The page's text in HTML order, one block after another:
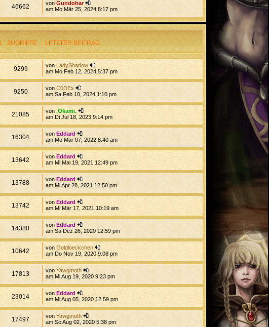
46662 vonGundohar
am Mo Mär 25, 2024 8:17 pm
ZUGRIFFE LETZTER BEITRAG
9299 von LadyShadow
am Mo Feb 12, 2024 5:37 pm
9250 vonC0DEx
am Sa Feb 10, 2024 1:10 pm
21085 von.Okami.
am Di Jul 18, 2023 9:14 pm
16304 vonEddard
am Mo Mär 07, 2022 8:40 am
13642 vonEddard
am Mi Mai 19, 2021 12:49 pm
13788 vonEddard
am Mi Apr 28, 2021 12:50 pm
13742 vonEddard
am Mi Mär 17, 2021 10:19 am
14380 vonEddard
am Sa Dez 26, 2020 12:59 pm
10642 vonGoldloeckchen
am Do Nov 19, 2020 9:08 pm
17813 vonYawgmoth
am Mi Aug 19, 2020 9:23 pm
23014 vonEddard
am Mi Aug 05, 2020 12:59 pm
17497 vonYawgmoth
am So Aug 02, 2020 5:38 pm